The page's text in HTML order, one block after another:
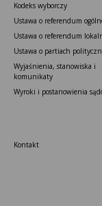
Kodeks wyborczy
Ustawa o referendum
Ustawa o referendum
Ustawa o partiach
Wyjaśnienia, stanowiska i
komunikaty
Wyroki i postanowienia
Kontakt